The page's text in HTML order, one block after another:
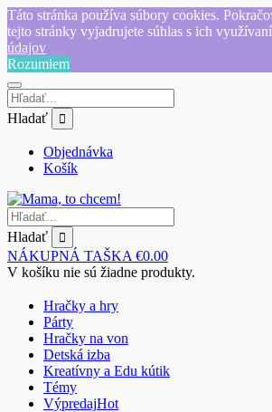
Táto stránka používa súbory cookies.
tejto stránky vyjadrujete súhlas s ich
údajov
Rozumiem
Hladať
Objednávka
Košík
Hladať
NÁKUPNÁ TAŠKA €0.00
V košíku nie sú žiadne produkty.
Hračky a hry
Párty
Hračky na von
Detská izba
Kreatívny a Edu kútik
Témy
VýpredajHot